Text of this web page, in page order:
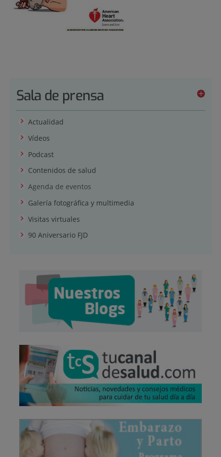
Sala de prensa
Actualidad
Vídeos
Podcast
Contenidos de salud
Agenda de eventos
Galería fotográfica y multimedia
Visitas virtuales
90 Aniversario FJD